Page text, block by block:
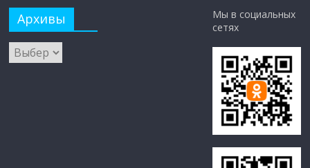
Архивы
Мы в социальных
сетях